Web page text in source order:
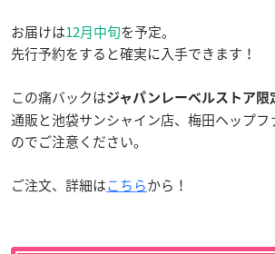
お届けは12月中旬を予定。
先行予約をすると確実に入手できます！
この痛バックはジャパンレーベルストア限
通販と池袋サンシャイン店、梅田ヘップ
のでご注意ください。
ご注文、詳細はこちらから！